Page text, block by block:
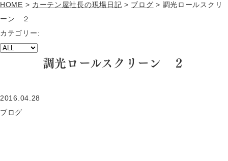
HOME > カーテン屋社長の現場日記 > ブログ > 調光ロールスクリ
ーン ２
カテゴリー:
調光ロールスクリーン ２
2016.04.28
ブログ